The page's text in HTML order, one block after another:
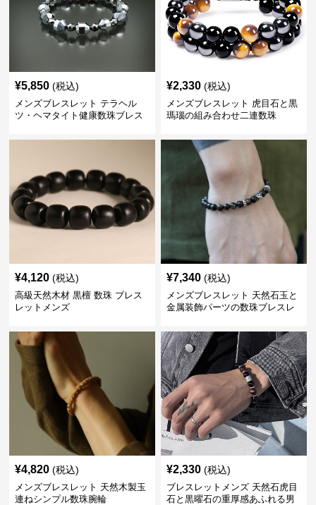
¥5,850 (税込)
メンズブレスレット テラヘル
ツ・ヘマタイト健康数珠ブレス
¥2,330 (税込)
メンズブレスレット 虎目石と黒
瑪瑙の組み合わせ二連数珠
¥4,120 (税込)
高級天然木材 黒檀 数珠 ブレス
レットメンズ
¥7,340 (税込)
メンズブレスレット 天然石玉と
金属装飾パーツの数珠ブレスレ
¥4,820 (税込)
メンズブレスレット 天然木製玉
連ねシンプル数珠腕輪
¥2,330 (税込)
ブレスレットメンズ 天然石虎目
石と黒曜石の重厚感あふれる男